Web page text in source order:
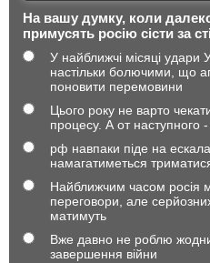
На вашу думку, коли
примусять росію сісти за
У найближчі місяці удари
настільки болючими, що
поновити перемовини
Цього року не варто
процесу. А от наступного
рф навпаки піде на
намагатиметься
Найближчим часом росія
переговори, але
матимуть
Вже давно не роблю
завершення війни